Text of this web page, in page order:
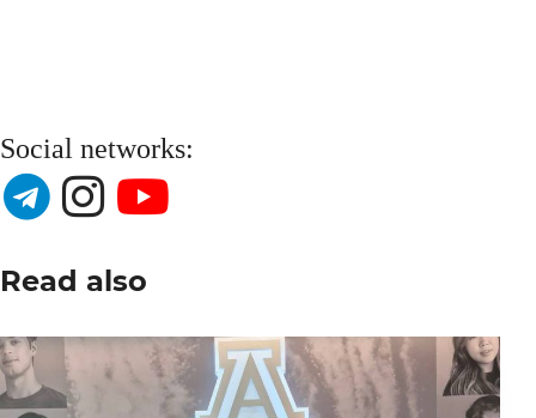
Social networks:
Read also